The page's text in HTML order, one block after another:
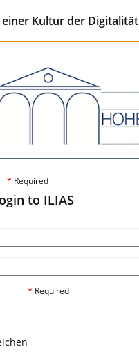
einer Kultur der Digitalität
* Required
to ILIAS
* Required